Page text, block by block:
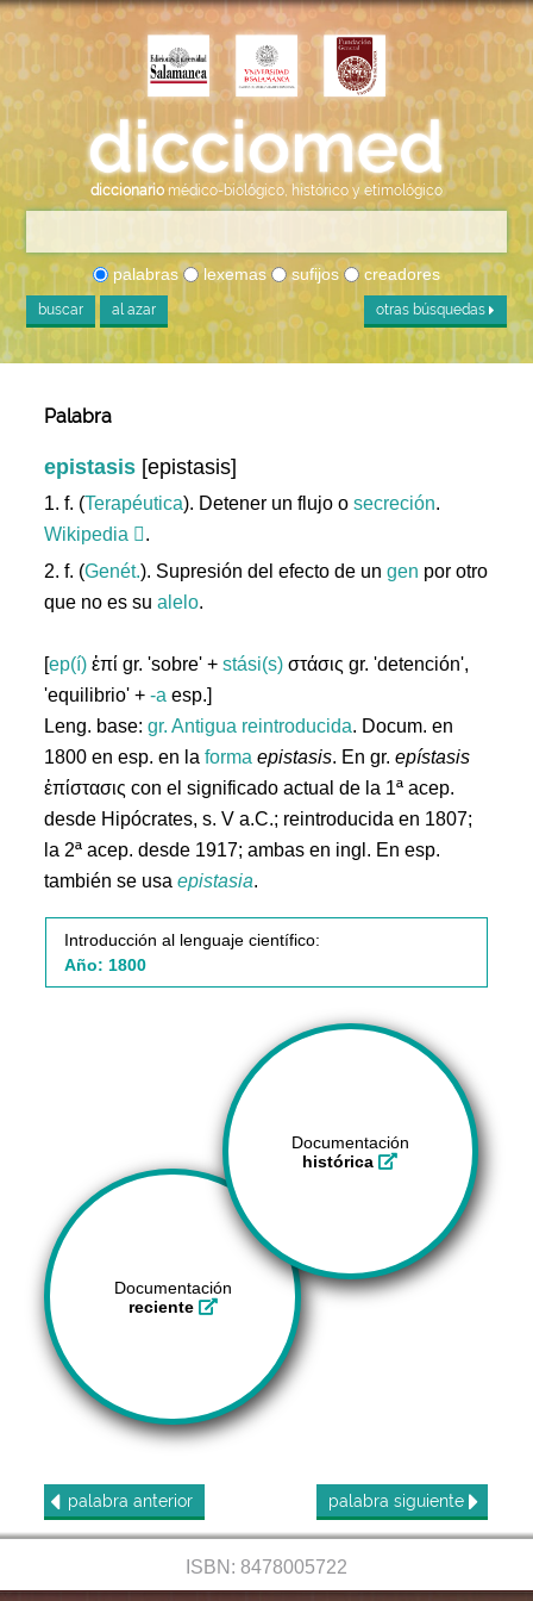
diccionario médico-biológico, histórico y etimológico
palabras lexemas sufijos creadores
buscar al azar otras búsquedas
Palabra
epistasis [epistasis]
1. f. (Terapéutica). Detener un flujo osecreción.
Wikipedia
.
2. f. (Genét.). Supresión del efecto de ungen por otro
que no es sualelo.
[ep(í) ἐπί gr. 'sobre' +stási(s) στάσις gr. 'detención',
'equilibrio' +-a esp.]
Leng. base:gr. Antigua reintroducida. Docum. en
1800 en esp. en laforma epistasis. En gr.epístasis
ἐπίστασις con el significado actual de la 1ª acep.
desde Hipócrates, s. V a.C.; reintroducida en 1807;
la 2ª acep. desde 1917; ambas en ingl. En esp.
también se usaepistasia.
Introducción al lenguaje científico:
Año: 1800
Documentación
histórica
Documentación
reciente
palabra anterior palabra siguiente
ISBN: 8478005722